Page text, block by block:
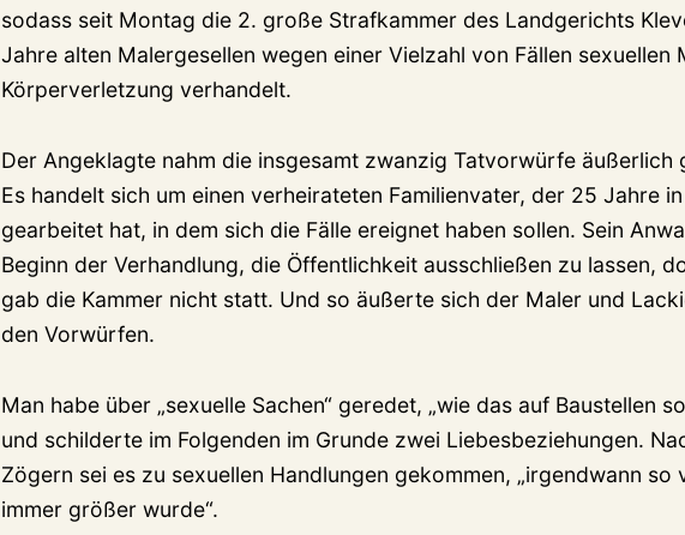
sodass seit Montag die 2. große Strafkammer des Landgerichts
Jahre alten Malergesellen wegen einer Vielzahl von Fällen sexuellen
Körperverletzung verhandelt.
Der Angeklagte nahm die insgesamt zwanzig Tatvorwürfe äußerlich
Es handelt sich um einen verheirateten Familienvater, der 25 Jahre
gearbeitet hat, in dem sich die Fälle ereignet haben sollen. Sein
Beginn der Verhandlung, die Öffentlichkeit ausschließen zu lassen,
gab die Kammer nicht statt. Und so äußerte sich der Maler und
den Vorwürfen.
Man habe über „sexuelle Sachen“ geredet, „wie das auf Baustellen
und schilderte im Folgenden im Grunde zwei Liebesbeziehungen.
Zögern sei es zu sexuellen Handlungen gekommen, „irgendwann so
immer größer wurde“.